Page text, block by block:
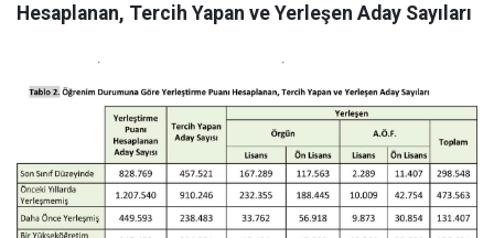
Hesaplanan, Tercih Yapan ve Yerleşen Aday Sayıları